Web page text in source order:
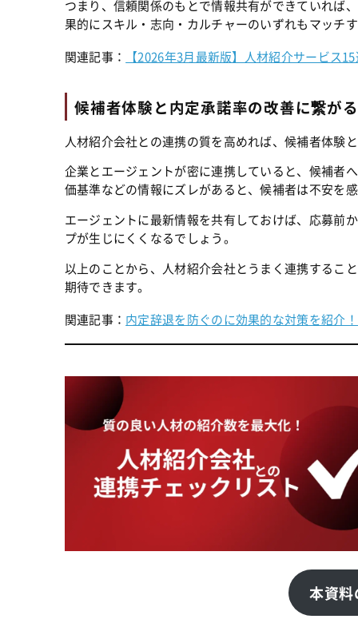
つまり、信頼関係のもとで情報共有ができていれば
果的にスキル・志向・カルチャーのいずれもマッチ
関連記事：
【2026年3月最新版】人材紹介サービス
候補者体験と内定承諾率の改善に繋が
人材紹介会社との連携の質を高めれば、候補者体験
企業とエージェントが密に連携していると、候補者
価基準などの情報にズレがあると、候補者は不安を
エージェントに最新情報を共有しておけば、応募前
プが生じにくくなるでしょう。
以上のことから、人材紹介会社とうまく連携するこ
期待できます。
関連記事： 内定辞退を防ぐのに効果的な対策を紹介
本資